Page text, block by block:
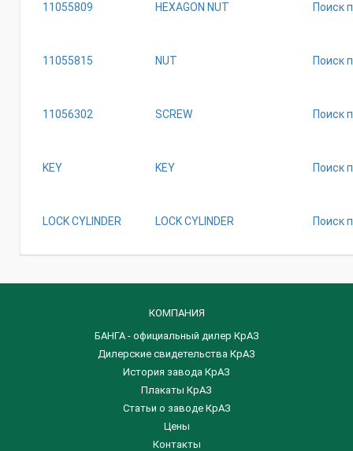
11055809 HEXAGON NUT Поиск
11055815 NUT Поиск
11056302 SCREW Поиск
KEY KEY Поиск
LOCK CYLINDER LOCK CYLINDER Поиск
КОМПАНИЯ
БАНГА - официальный дилер КрАЗ
Дилерские свидетельства КрАЗ
История завода КрАЗ
Плакаты КрАЗ
Статьи о заводе КрАЗ
Цены
Контакты